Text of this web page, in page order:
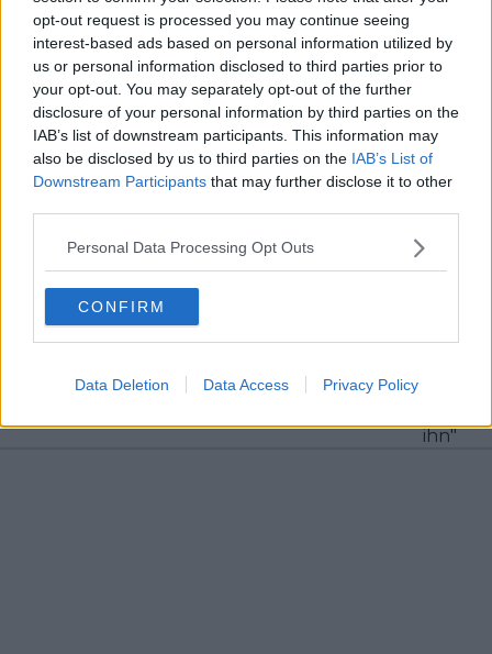
opt-out request is processed you may continue seeing
interest-based ads based on personal information utilized by
us or personal information disclosed to third parties prior to
your opt-out. You may separately opt-out of the further
disclosure of your personal information by third parties on the
IAB’s list of downstream participants. This information may
also be disclosed by us to third parties on the IAB’s List of
Downstream Participants that may further disclose it to other
Personal Data Processing Opt Outs
CONFIRM
Data Deletion Data Access Privacy Policy
Beiträge des Autors ansehen
Klatscht 0
Besucher 0
Vorheriger Artikel
Wer wird Nachfolger
als CEO von Soudal -
Quick-Step?
Nächster Artikel
Aurélien Paret-
Decathlon AG2R La
große
ihn"